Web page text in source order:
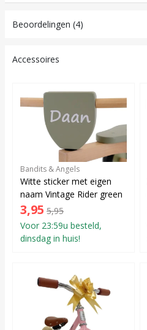
Beoordelingen (4)
Accessoires
Bandits & Angels
Witte sticker met eigen
naam Vintage Rider green
3,95 5,95
Voor 23:59u besteld,
dinsdag in huis!